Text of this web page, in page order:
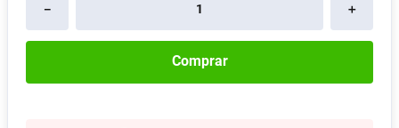
＋
－
Comprar